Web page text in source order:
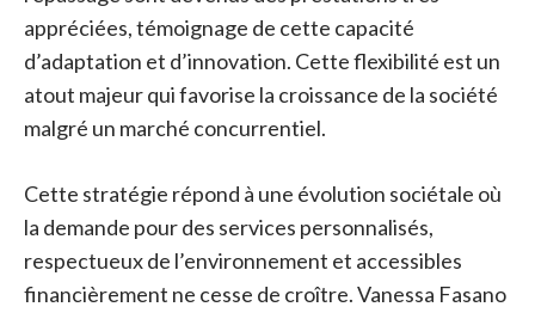
appréciées, témoignage de cette capacité
d’adaptation et d’innovation. Cette flexibilité est un
atout majeur qui favorise la croissance de la société
malgré un marché concurrentiel.
Cette stratégie répond à une évolution sociétale où
la demande pour des services personnalisés,
respectueux de l’environnement et accessibles
financièrement ne cesse de croître. Vanessa Fasano